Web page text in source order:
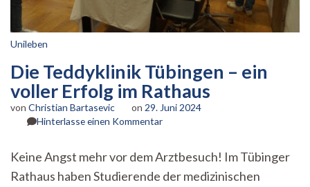
Unileben
Die Teddyklinik Tübingen – ein
voller Erfolg im Rathaus
von Christian Bartasevic on 29. Juni 2024
Hinterlasse einen Kommentarzu
Tübingen
–
Keine Angst mehr vor dem Arztbesuch! Im Tübinger
Rathaus haben Studierende der medizinischen